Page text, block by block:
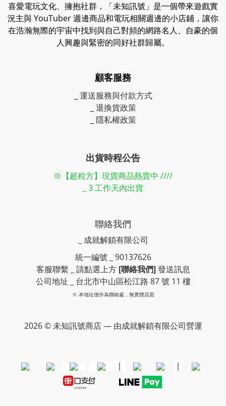
喜愛電玩文化、擁抱社群，「未知訊號」是一個帶來遊戲實
況主與 YouTuber 週邊商品和電玩相關週邊的小店鋪，讓你
在浩瀚無際的宇宙中找到與自己對頻的網路名人、自豪的個
人興趣與緊密的同好社群歸屬。
顧客服務
運送服務與付款方式
退換貨政策
隱私權政策
出貨時程公告
※【超粒方】現貨商品熱賣中 ////
_ 3 工作天內出貨
聯絡我們
_ 成就解鎖有限公司
統一編號 _ 90137626
客服聯繫 _ 請點選上方 [聯絡我們]發送訊息
公司地址 _ 台北市中山區松江路 87 號 11 樓
※ 本地址僅作為聯絡處，無實體店面
2026 © 未知訊號商店 — 由成就解鎖有限公司營運
｜ ｜